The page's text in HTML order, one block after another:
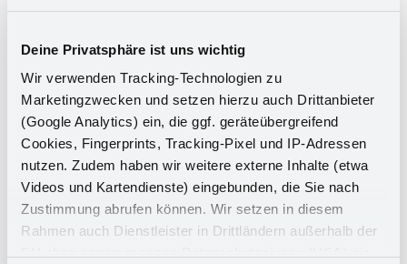
Deine Privatsphäre ist uns wichtig
Wir verwenden Tracking-Technologien zu
Marketingzwecken und setzen hierzu auch Drittanbieter
(Google Analytics) ein, die ggf. geräteübergreifend
Cookies, Fingerprints, Tracking-Pixel und IP-Adressen
nutzen. Zudem haben wir weitere externe Inhalte (etwa
Videos und Kartendienste) eingebunden, die Sie nach
Zustimmung abrufen können. Wir setzen in diesem
Rahmen auch Dienstleister in Drittländern außerhalb der